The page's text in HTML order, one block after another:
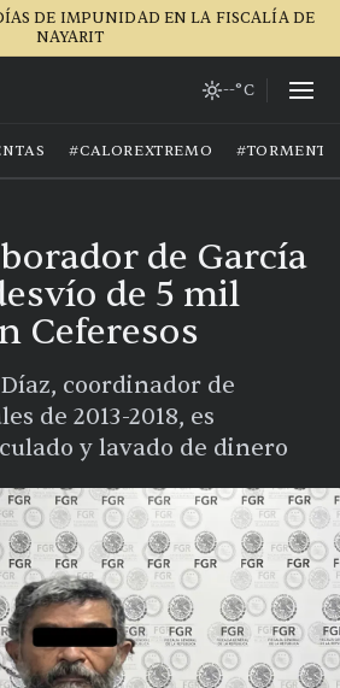
DE IMPUNIDAD EN LA FISCALÍA DE
NAYARIT
--°C
#CALOREXTREMO
de García
de 5 mil
Ceferesos
coordinador de
de 2013-2018, es
y lavado de dinero